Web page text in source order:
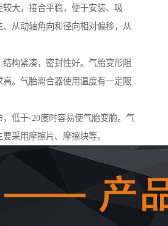
大，接合平稳，便于安装、吸
从动轴角向和径向相对偏移，从
构紧凑，密封性好。气胎变形阻
高。气胎离合器使用温度有一定限
低于-20度时容易使气胎变脆。气
采用摩擦片、摩擦块等。